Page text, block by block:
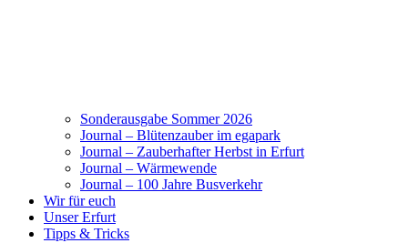
Sonderausgabe Sommer 2026
Journal – Blütenzauber im egapark
Journal – Zauberhafter Herbst in Erfurt
Journal – Wärmewende
Journal – 100 Jahre Busverkehr
Wir für euch
Unser Erfurt
Tipps & Tricks